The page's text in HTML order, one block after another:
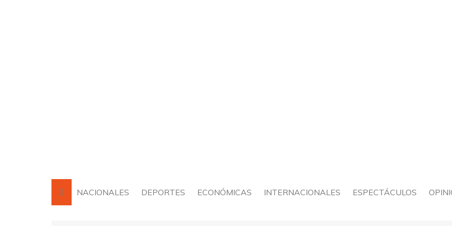
NACIONALES DEPORTES ECONÓMICAS INTERNACIONALES ESPECTÁCULOS